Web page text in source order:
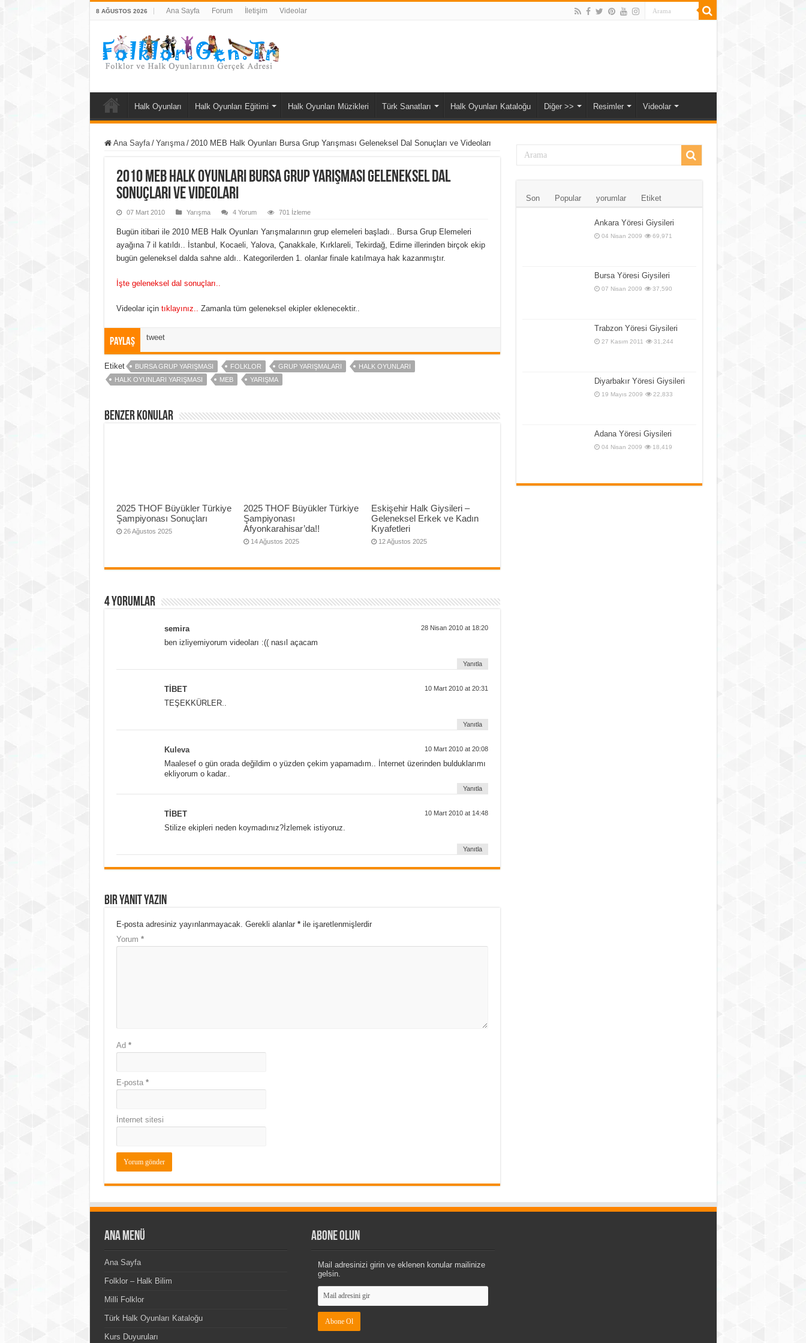
8 AĞUSTOS 2026 Ana Sayfa Forum İletişim Videolar
Halk Oyunları Halk Oyunları Eğitimi Halk Oyunları Müzikleri Türk Sanatları Halk Oyunları Kataloğu Diğer >> Resimler Videolar
Ana Sayfa / Yarışma / 2010 MEB Halk Oyunları Bursa Grup Yarışması Geleneksel Dal Sonuçları ve Videoları
2010 MEB Halk Oyunları Bursa Grup Yarışması Geleneksel Dal
Sonuçları ve Videoları
07 Mart 2010 Yarışma 4 Yorum 701 İzleme
Bugün itibari ile 2010 MEB Halk Oyunları Yarışmalarının grup elemeleri başladı.. Bursa Grup Elemeleri
ayağına 7 il katıldı.. İstanbul, Kocaeli, Yalova, Çanakkale, Kırklareli, Tekirdağ, Edirne illerinden birçok ekip
bugün geleneksel dalda sahne aldı.. Kategorilerden 1. olanlar finale katılmaya hak kazanmıştır.
İşte geleneksel dal sonuçları..
Videolar için tıklayınız.. Zamanla tüm geleneksel ekipler eklenecektir..
Paylaş tweet
Etiket BURSA GRUP YARIŞMASI FOLKLOR GRUP YARIŞMALARI
HALK OYUNLARI
HALK OYUNLARI YARIŞMASI
MEB YARIŞMA
Benzer Konular
2025 THOF Büyükler Türkiye
Şampiyonası Sonuçları
26 Ağustos 2025
2025 THOF Büyükler Türkiye
Şampiyonası
Afyonkarahisar’da!!
14 Ağustos 2025
Eskişehir Halk Giysileri –
Geleneksel Erkek ve Kadın
Kıyafetleri
12 Ağustos 2025
4 yorumlar
semira 28 Nisan 2010 at 18:20
ben izliyemiyorum videoları :(( nasıl açacam
Yanıtla
TİBET 10 Mart 2010 at 20:31
TEŞEKKÜRLER..
Yanıtla
Kuleva 10 Mart 2010 at 20:08
Maalesef o gün orada değildim o yüzden çekim yapamadım.. İnternet üzerinden bulduklarımı
ekliyorum o kadar..
Yanıtla
TİBET 10 Mart 2010 at 14:48
Stilize ekipleri neden koymadınız?İzlemek istiyoruz.
Yanıtla
Bir yanıt yazın
E-posta adresiniz yayınlanmayacak. Gerekli alanlar *ile işaretlenmişlerdir
Yorum *
Ad *
E-posta *
İnternet sitesi
Son Popular yorumlar Etiket
Ankara Yöresi Giysileri
04 Nisan 2009 69,971
Bursa Yöresi Giysileri
07 Nisan 2009 37,590
Trabzon Yöresi Giysileri
27 Kasım 2011 31,244
Diyarbakır Yöresi Giysileri
19 Mayıs 2009 22,833
Adana Yöresi Giysileri
04 Nisan 2009 18,419
Ana Menü
Ana Sayfa
Folklor – Halk Bilim
Milli Folklor
Türk Halk Oyunları Kataloğu
Kurs Duyuruları
Abone Olun
Mail adresinizi girin ve eklenen konular mailinize
gelsin.